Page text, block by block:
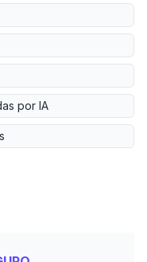
por IA